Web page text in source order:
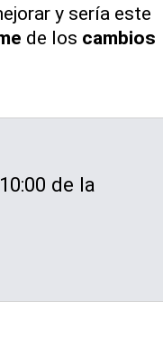
y sería este
de los cambios
de la